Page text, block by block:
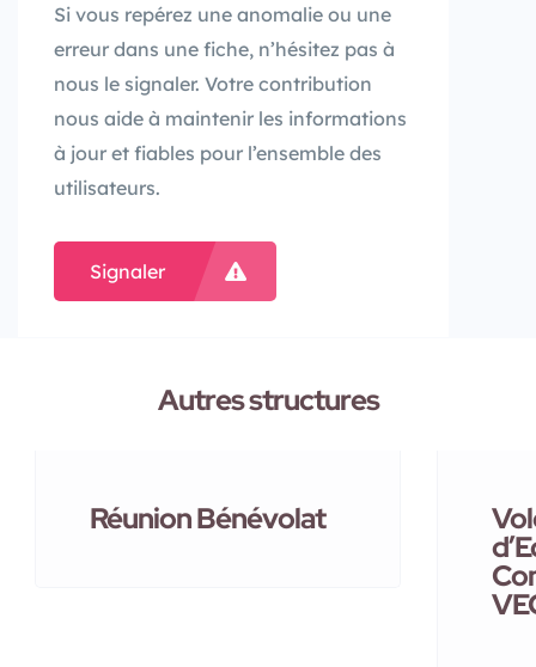
Si vous repérez une anomalie ou une
erreur dans une fiche, n’hésitez pas à
nous le signaler. Votre contribution
nous aide à maintenir les informations
à jour et fiables pour l’ensemble des
utilisateurs.
Signaler
Autres structures
Réunion Bénévolat